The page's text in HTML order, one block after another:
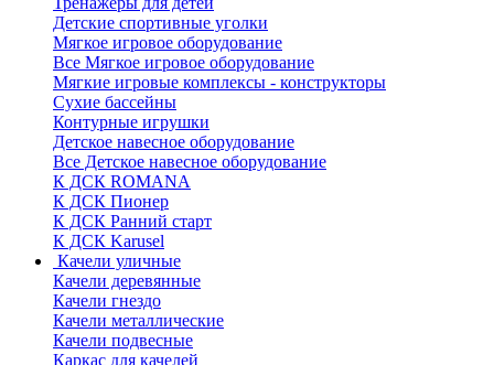
Детские спортивные уголки
Мягкое игровое оборудование
Все Мягкое игровое оборудование
Мягкие игровые комплексы - конструкторы
Сухие бассейны
Контурные игрушки
Детское навесное оборудование
Все Детское навесное оборудование
К ДСК ROMANA
К ДСК Пионер
К ДСК Ранний старт
К ДСК Karusel
Качели уличные
Качели деревянные
Качели гнездо
Качели металлические
Качели подвесные
Каркас для качелей